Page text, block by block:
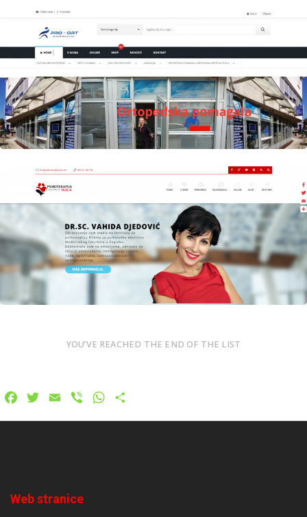
AuthorlauferDate Views
AuthorlauferDate Views
YOU’VE REACHED THE END OF THE LIST
FacebookTwitter
Email Viber WhatsApp
Web stranice